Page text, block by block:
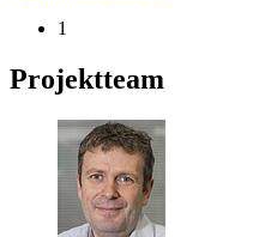
1
Projektteam